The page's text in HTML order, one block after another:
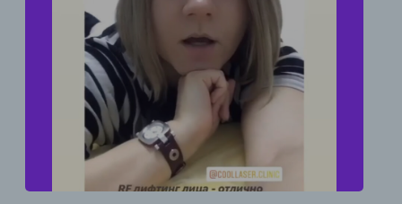
RF лифтинг лица - отлично убирает второй
подбородок, брыли, подтягивает кожу